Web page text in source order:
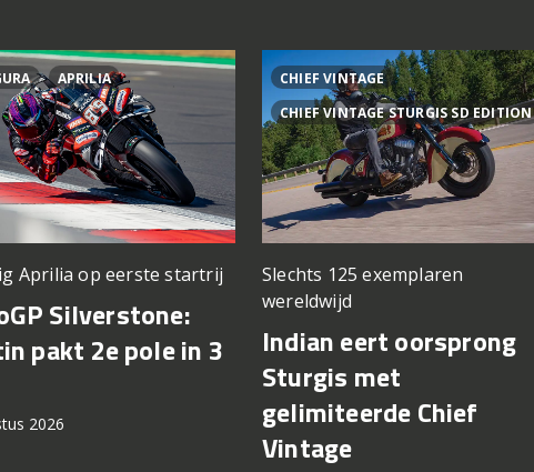
APRILIA
Aprilia op eerste startrij
Silverstone:
pakt 2e pole in 3
2026
CHIEF VINTAGE
CHIEF VINTAGE STURGIS SD EDITION
Slechts 125 exemplaren
wereldwijd
Indian eert oorsprong
Sturgis met
gelimiteerde Chief
Vintage